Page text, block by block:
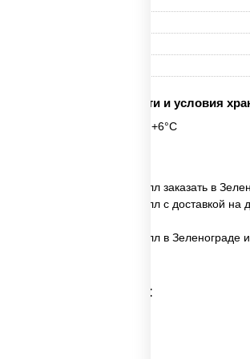
Срок годности и условия
6 часов при t° от +2°C до +6°C
✅ Филадельфия Дуэт ролл заказать в
✅ Филадельфия Дуэт ролл с доставкой на
✅ Филадельфия Дуэт ролл в Зеленограде
Категории товара: